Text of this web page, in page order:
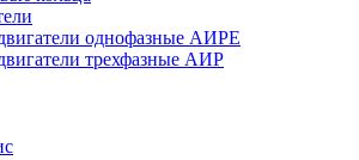
однофазные АИРЕ
трехфазные АИР